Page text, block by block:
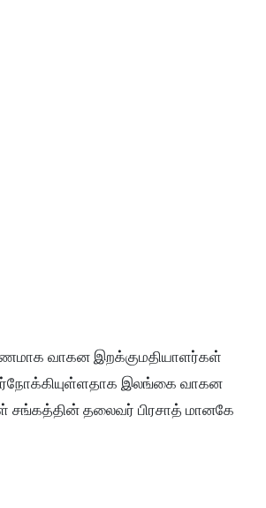
வாகன இறக்குமதியாளர்கள்
இலங்கை வாகன
சங்கத்தின் தலைவர் பிரசாத் மானகே